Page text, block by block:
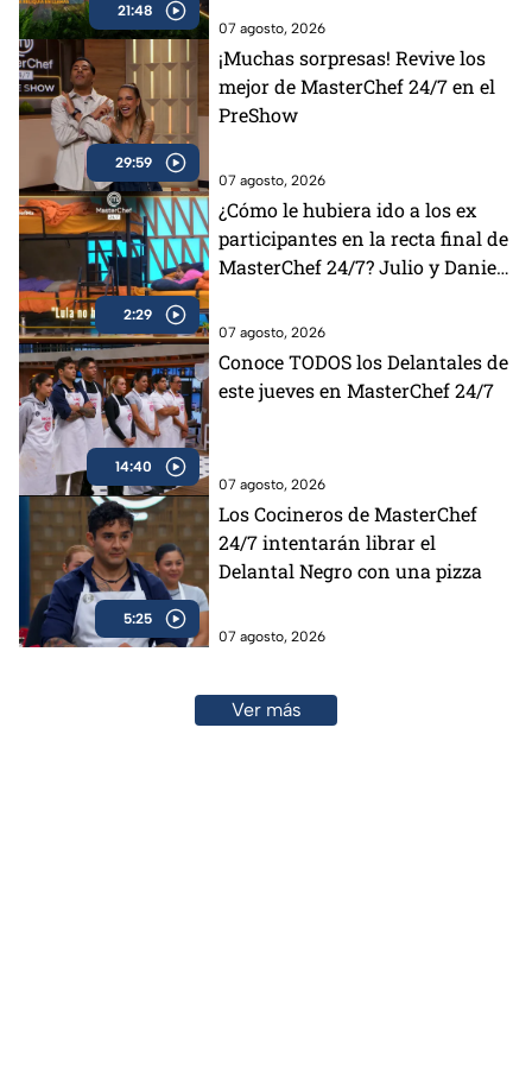
21:48
07 agosto, 2026
29:59
¡Muchas sorpresas! Revive los
mejor de MasterChef 24/7 en el
PreShow
07 agosto, 2026
2:29
¿Cómo le hubiera ido a los ex
participantes en la recta final de
MasterChef 24/7? Julio y Daniela
07 agosto, 2026
14:40
Conoce TODOS los Delantales de
este jueves en MasterChef 24/7
07 agosto, 2026
5:25
Los Cocineros de MasterChef
24/7 intentarán librar el
Delantal Negro con una pizza
07 agosto, 2026
Ver más